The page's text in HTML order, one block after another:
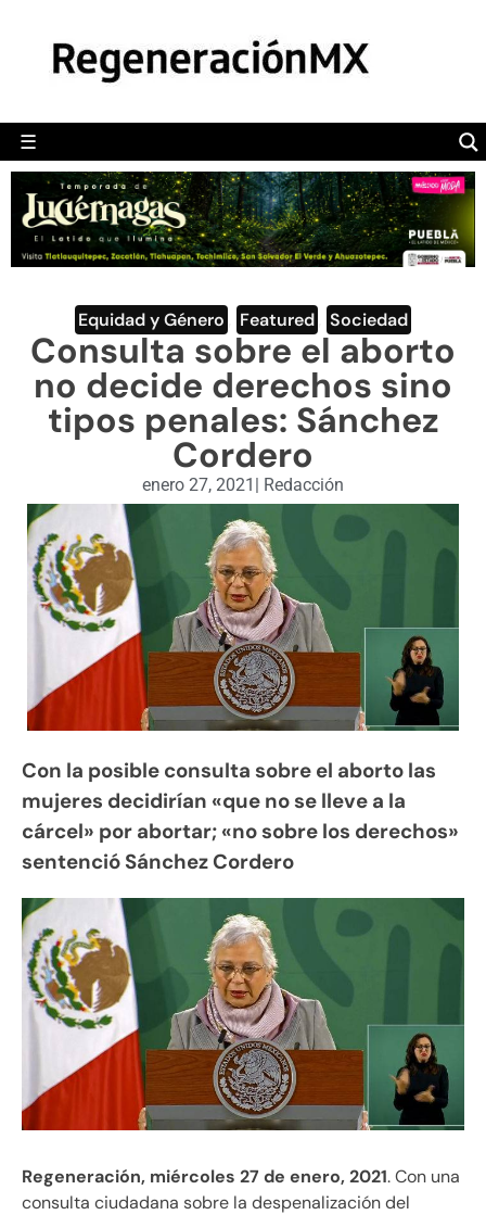
☰
POLÍTICA
CAMALEÓN
OPINIÓN
DEPORTES
ENGLISH SECTION
VIDEOS
Equidad y Género Featured Sociedad
Consulta sobre el aborto
no decide derechos sino
tipos penales: Sánchez
Cordero
enero 27, 2021 | Redacción
Con la posible consulta sobre el aborto las
mujeres decidirían «que no se lleve a la
cárcel» por abortar; «no sobre los derechos»
sentenció Sánchez Cordero
Regeneración, miércoles 27 de enero, 2021. Con una
consulta ciudadana sobre la despenalización del